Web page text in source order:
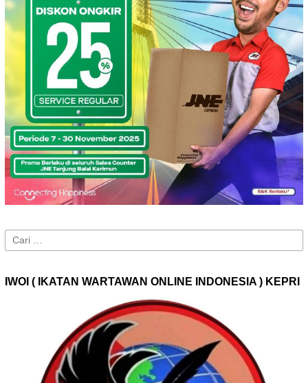
Cari
untuk:
IWOI ( IKATAN WARTAWAN ONLINE INDONESIA ) KEPRI